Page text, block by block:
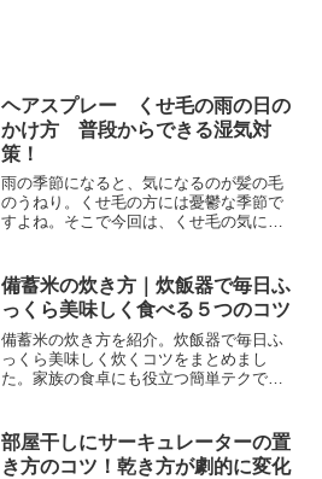
ヘアスプレー くせ毛の雨の日の
かけ方 普段からできる湿気対
策！
雨の季節になると、気になるのが髪の毛
のうねり。くせ毛の方には憂鬱な季節で
すよね。そこで今回は、くせ毛の気にな
どをご紹介します。くせ毛さんにもおす
すめしたいタングルティー...
備蓄米の炊き方｜炊飯器で毎日ふ
っくら美味しく食べる５つのコツ
備蓄米の炊き方を紹介。炊飯器で毎日ふ
っくら美味しく炊くコツをまとめまし
た。家族の食卓にも役立つ簡単テクで
部屋干しにサーキュレーターの置
き方のコツ！乾き方が劇的に変化